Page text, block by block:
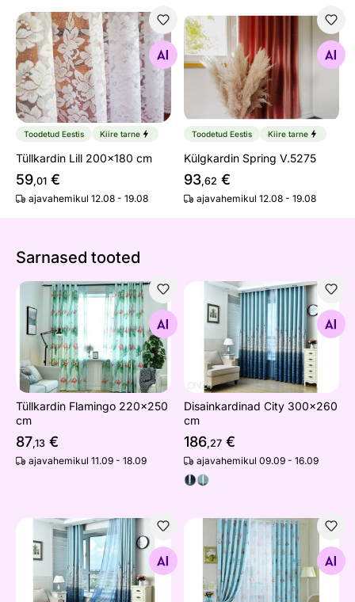
Tüllkardin Lill 200x180 cm
Otsi sarnaseid
Toodetud Eestis Kiire tarne
Tüllkardin Lill 200x180 cm
59,01 €
ajavahemikul 12.08 - 19.08
Külgkardin Spring V.5275
Otsi sarnaseid
Toodetud Eestis Kiire tarne
Külgkardin Spring V.5275
93,62 €
ajavahemikul 12.08 - 19.08
Sarnased tooted
Tüllkardin Flamingo 220x250 cm
Otsi sarnaseid
Tüllkardin Flamingo 220x250
cm
87,13 €
ajavahemikul 11.09 - 18.09
Disainkardinad City
Otsi sarnaseid
Disainkardinad City 300x260
cm
186,27 €
ajavahemikul 09.09 - 16.09
Disainkardin City 400x260 cm
Otsi sarnaseid
Tüllkardin Owl
Otsi sarnaseid